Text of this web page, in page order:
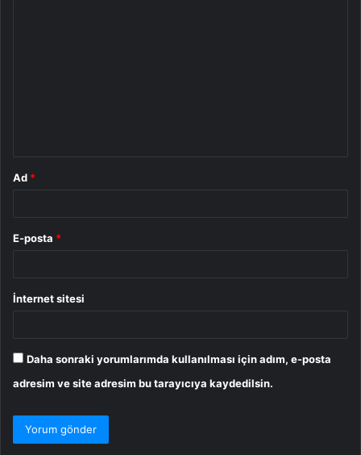
Ad *
E-posta *
İnternet sitesi
Daha sonraki yorumlarımda kullanılması için adım, e-posta
adresim ve site adresim bu tarayıcıya kaydedilsin.